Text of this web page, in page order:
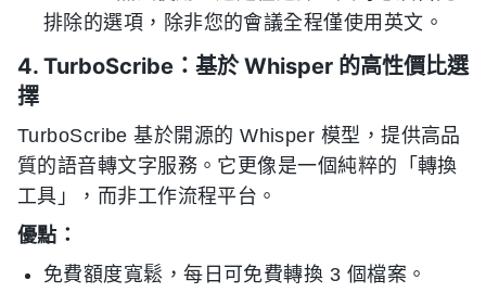
排除的選項，除非您的會議全程僅使用英文。
4. TurboScribe：基於 Whisper 的高性價比選
擇
TurboScribe 基於開源的 Whisper 模型，提供高品
質的語音轉文字服務。它更像是一個純粹的「轉換
工具」，而非工作流程平台。
優點：
免費額度寬鬆，每日可免費轉換 3 個檔案。